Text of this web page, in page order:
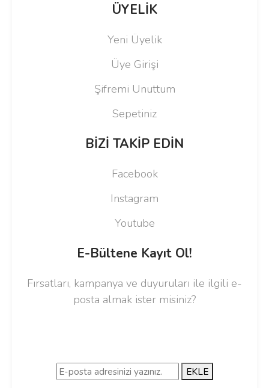
ÜYELİK
Yeni Üyelik
Üye Girişi
Şifremi Unuttum
Sepetiniz
BİZİ TAKİP EDİN
Facebook
Instagram
Youtube
E-Bültene Kayıt Ol!
Fırsatları, kampanya ve duyuruları ile ilgili e-
posta almak ister misiniz?
EKLE